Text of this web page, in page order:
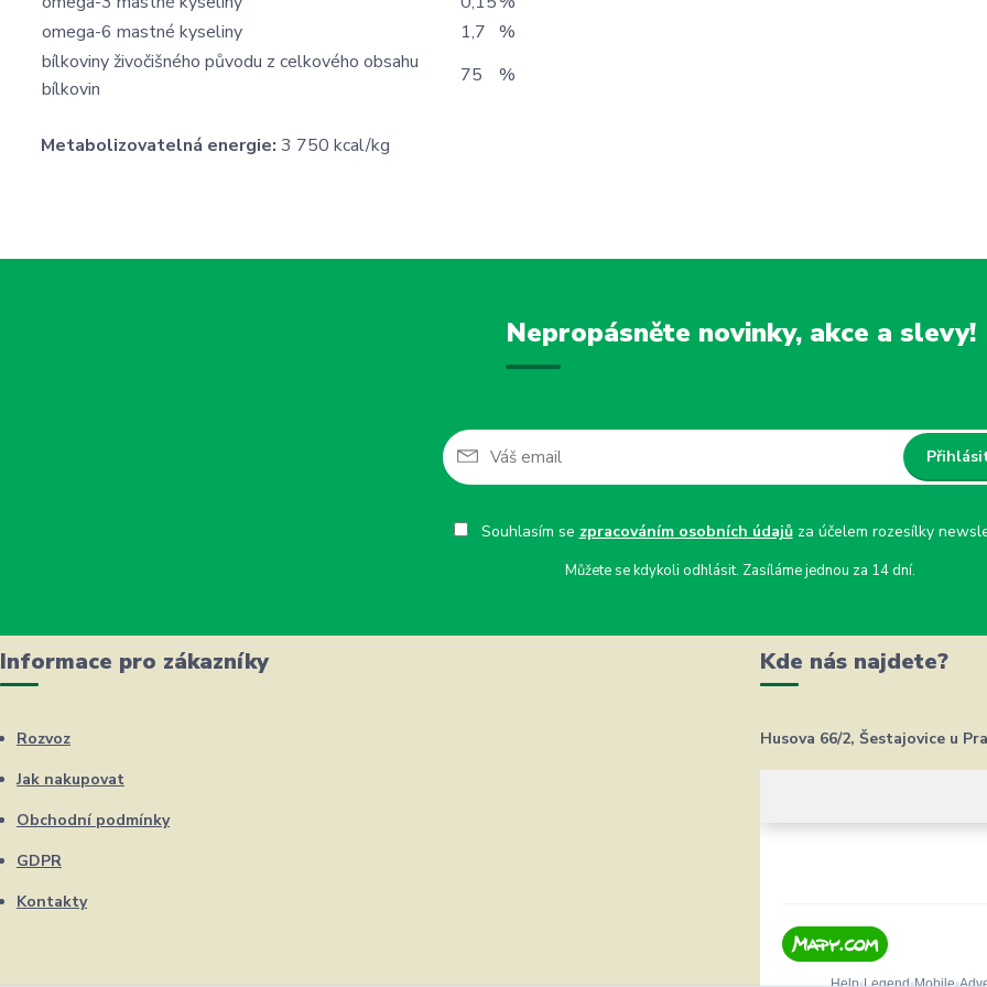
omega-6 mastné kyseliny
1,7 %
bílkoviny živočišného původu z celkového obsahu
bílkovin
75 %
Metabolizovatelná energie: 3 750 kcal/kg
Nepropásněte novinky, akce a slevy!
Souhlasím se zpracováním osobních údajůza účelem rozesílky
Můžete se kdykoli odhlásit. Zasíláme jednou za 14 dní.
Informace pro zákazníky
Rozvoz
Jak nakupovat
Obchodní podmínky
GDPR
Kontakty
Kde nás najdete?
Husova 66/2, Šestajovice u